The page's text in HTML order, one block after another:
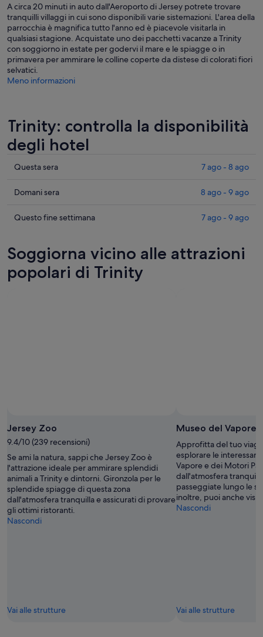
A circa 20 minuti in auto dall'Aeroporto di Jersey potrete trovare
tranquilli villaggi in cui sono disponibili varie sistemazioni. L'area della
parrocchia è magnifica tutto l'anno ed è piacevole visitarla in
qualsiasi stagione. Acquistate uno dei pacchetti vacanze a Trinity
con soggiorno in estate per godervi il mare e le spiagge o in
primavera per ammirare le colline coperte da distese di colorati fiori
selvatici.
Meno informazioni
Trinity: controlla la disponibilità
degli hotel
Cerca
prezzi
Trinity
7
ago
-
Questa sera 7 ago - 8 ago
Cerca
prezzi
per
domani
notte,
Domani sera 8 ago - 9 ago
Cerca
a
Trinity
per
Questo fine settimana 7 ago - 9 ago
Soggiorna vicino alle attrazioni
popolari di Trinity
Jersey Zoo
9.4/10 (239 recensioni)
Se ami la natura, sappi che Jersey Zoo è
l'attrazione ideale per ammirare splendidi
animali a Trinity e dintorni. Gironzola per le
splendide spiagge di questa zona
dall'atmosfera tranquilla e assicurati di provare
gli ottimi ristoranti.
Nascondi
Vai alle strutture
Museo del Vapore
Approfitta del tuo
esplorare le
Vapore e dei Motori
dall'atmosfera
passeggiate lungo le
inoltre, puoi anche
Nascondi
Vai alle strutture